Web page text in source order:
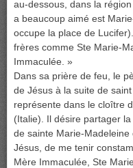
au-dessous, dans la
a beaucoup aimé est
occupe la place de
frères comme Ste Marie-
Immaculée. »
Dans sa prière de feu, le
de Jésus à la suite de
représente dans le cloître
(Italie). Il désire partager
de sainte Marie-
Jésus, de me tenir
Mère Immaculée, Ste